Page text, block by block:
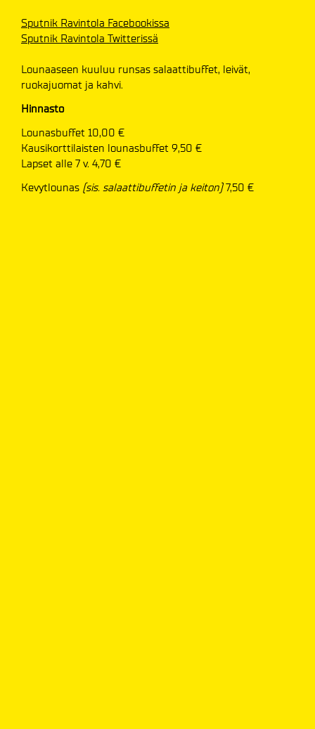
Sputnik Ravintola Facebookissa
Sputnik Ravintola Twitterissä
Lounaaseen kuuluu runsas salaattibuffet, leivät,
ruokajuomat ja kahvi.
Hinnasto
Lounasbuffet 10,00 €
Kausikorttilaisten lounasbuffet 9,50 €
Lapset alle 7 v. 4,70 €
Kevytlounas (sis. salaattibuffetin ja keiton)7,50 €